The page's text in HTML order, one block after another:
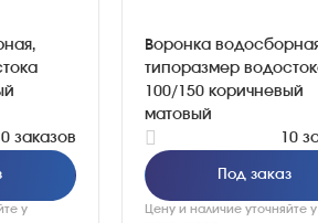
10 заказов
у
Воронка
типоразмер
100/150 коричневый
матовый
10
Под заказ
Цену и наличие уточняйте у